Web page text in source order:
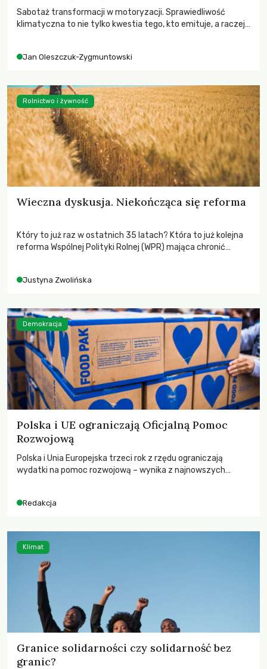
Sabotaż transformacji w motoryzacji. Sprawiedliwość
klimatyczna to nie tylko kwestia tego, kto emituje, a raczej
Jan Oleszczuk-Zygmuntowski
Wieczna dyskusja. Niekończąca się reforma
Który to już raz w ostatnich 35 latach? Która to już kolejna
reforma Wspólnej Polityki Rolnej (WPR) mająca chronić
Justyna Zwolińska
Rolnictwo i żywność
Polska i UE ograniczają Oficjalną Pomoc
Rozwojową
Polska i Unia Europejska trzeci rok z rzędu ograniczają
wydatki na pomoc rozwojową – wynika z najnowszych
odnotowano największe tąpnięcie ODA w historii. Jakie będą
kryzysami i ubóstwem?
Redakcja
Demokracja
Granice solidarności czy solidarność bez
granic?
Klimat